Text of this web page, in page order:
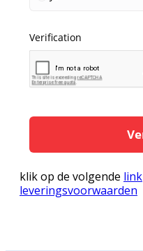
klik op de volgende link
leveringsvoorwaarden